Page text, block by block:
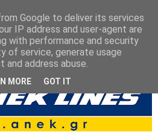
Google to deliver its services
IP address and user-agent are
with performance and security
of service, generate usage
address abuse.
MORE GOT IT